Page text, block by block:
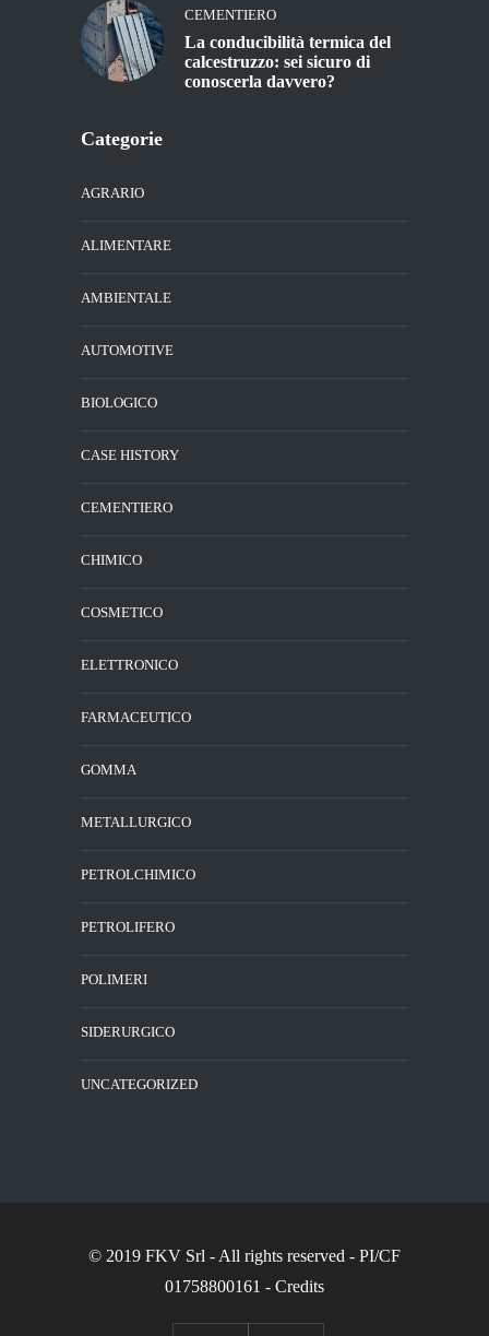
CEMENTIERO
La conducibilità termica del
calcestruzzo: sei sicuro di
conoscerla davvero?
Categorie
AGRARIO
ALIMENTARE
AMBIENTALE
AUTOMOTIVE
BIOLOGICO
CASE HISTORY
CEMENTIERO
CHIMICO
COSMETICO
ELETTRONICO
FARMACEUTICO
GOMMA
METALLURGICO
PETROLCHIMICO
PETROLIFERO
POLIMERI
SIDERURGICO
UNCATEGORIZED
© 2019 FKV Srl - All rights reserved - PI/CF
01758800161 - Credits